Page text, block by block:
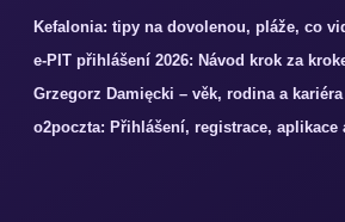
Kefalonia: tipy na dovolenou, pláže, co
e-PIT přihlášení 2026: Návod krok za
Grzegorz Damięcki – věk, rodina a kariéra
o2poczta: Přihlášení, registrace, aplikace